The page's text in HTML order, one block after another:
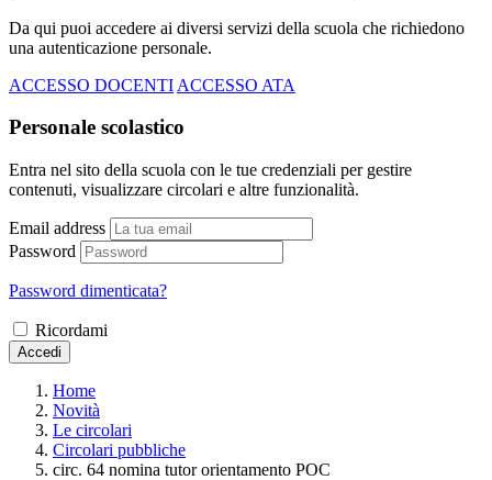
Da qui puoi accedere ai diversi servizi della scuola che richiedono
una autenticazione personale.
ACCESSO DOCENTI ACCESSO ATA
Personale scolastico
Entra nel sito della scuola con le tue credenziali per gestire
contenuti, visualizzare circolari e altre funzionalità.
Email address
Password
Password dimenticata?
Ricordami
Accedi
Home
Novità
Le circolari
Circolari pubbliche
circ. 64 nomina tutor orientamento POC